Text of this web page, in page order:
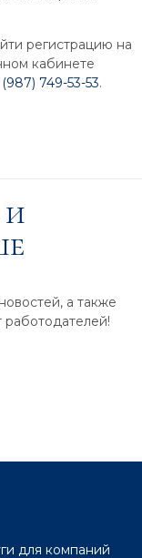
регистрацию на
кабинете
749-53-53.
и
а также
работодателей!
для компаний